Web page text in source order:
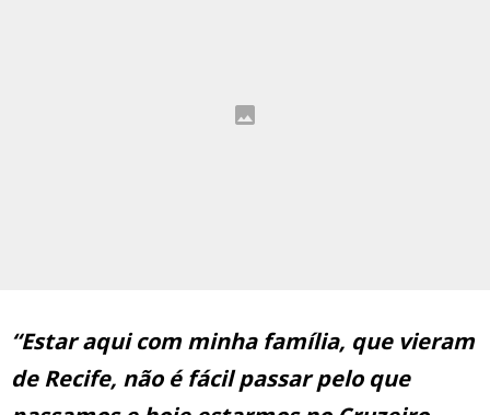
“Estar aqui com minha família, que vieram
de Recife, não é fácil passar pelo que